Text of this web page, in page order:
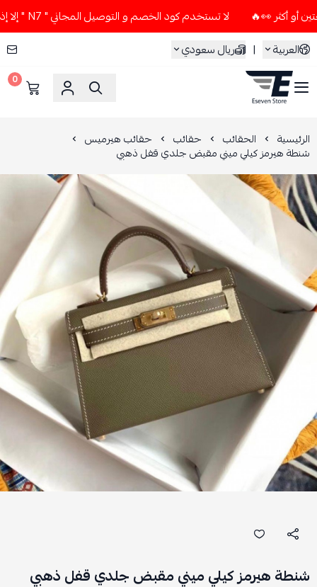
لا تستخدم كود الخصم و التوصيل المجاني " N7 " إلا إذا طلبت قطعتين أو أكثر 👀🔥
العربية
| ريال سعودي
ESEVEN STORE
0
الرئيسية الحقائب حقائب حقائب هيرميس
شنطة هيرمز كيلي ميني مقبض جلدي قفل ذهبي
شنطة هيرمز كيلي ميني مقبض جلدي قفل ذهبي